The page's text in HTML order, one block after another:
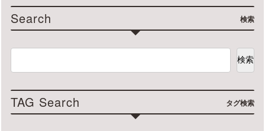
Search 検索
検索
TAG Search タグ検索